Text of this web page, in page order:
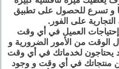
و تسرع للحصول على تطبيق
على الفور.
الوقت من الأمور الضرورية و
يحتاجون لخدماتك في أي وقت
منتجاتك في أي وقت و وجود